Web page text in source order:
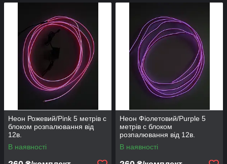
Неон Рожевий/Pink 5 метрів c
блоком розпалювання від
12в.
В наявності
Неон Фіолетовий/Purple 5
метрів c блоком
розпалювання від 12в.
В наявності